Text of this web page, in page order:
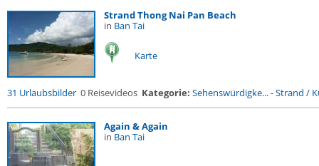
Strand Thong Nai Pan Beach
in Ban Tai
Karte
31 Urlaubsbilder 0 Reisevideos Kategorie: Sehenswürdigke...-Strand /
Again & Again
in Ban Tai